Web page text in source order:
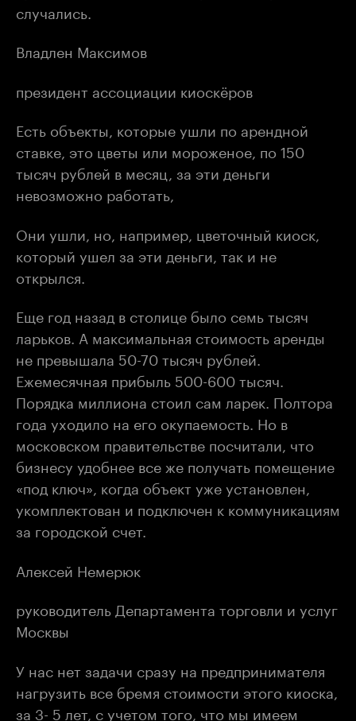
случались.
Владлен Максимов
президент ассоциации киоскёров
Есть объекты, которые ушли по арендной
ставке, это цветы или мороженое, по 150
тысяч рублей в месяц, за эти деньги
невозможно работать,
Они ушли, но, например, цветочный киоск,
который ушел за эти деньги, так и не
открылся.
Еще год назад в столице было семь тысяч
ларьков. А максимальная стоимость аренды
не превышала 50-70 тысяч рублей.
Ежемесячная прибыль 500-600 тысяч.
Порядка миллиона стоил сам ларек. Полтора
года уходило на его окупаемость. Но в
московском правительстве посчитали, что
бизнесу удобнее все же получать помещение
«под ключ», когда объект уже установлен,
укомплектован и подключен к коммуникациям
за городской счет.
Алексей Немерюк
руководитель Департамента торговли и услуг
Москвы
У нас нет задачи сразу на предпринимателя
нагрузить все бремя стоимости этого киоска,
за 3- 5 лет, с учетом того, что мы имеем